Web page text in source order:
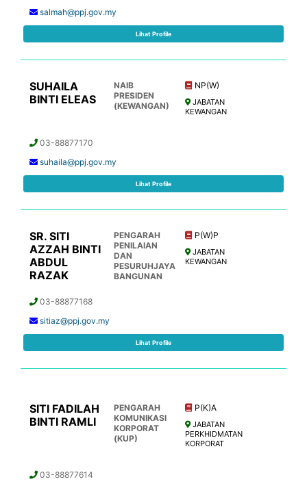
salmah@ppj.gov.my
Lihat Profile
SUHAILA
BINTI ELEAS
NAIB
PRESIDEN
(KEWANGAN)
NP(W)
JABATAN
KEWANGAN
03-88877170
suhaila@ppj.gov.my
Lihat Profile
SR. SITI
AZZAH BINTI
ABDUL
RAZAK
PENGARAH
PENILAIAN
DAN
PESURUHJAYA
BANGUNAN
P(W)P
JABATAN
KEWANGAN
03-88877168
sitiaz@ppj.gov.my
Lihat Profile
SITI FADILAH
BINTI RAMLI
PENGARAH
KOMUNIKASI
KORPORAT
(KUP)
P(K)A
JABATAN
PERKHIDMATAN
KORPORAT
03-88877614